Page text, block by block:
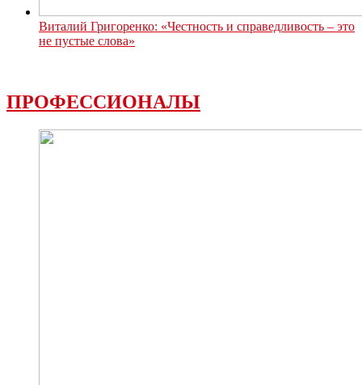
Виталий Григоренко: «Честность и справедливость – это
не пустые слова»
ПРОФЕССИОНАЛЫ